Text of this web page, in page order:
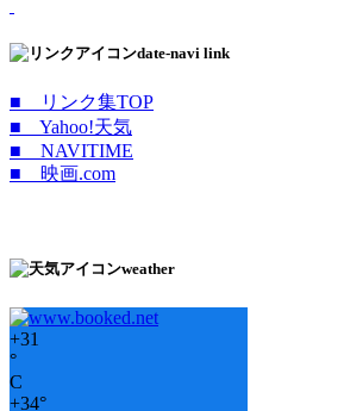
date-navi link
■ リンク集TOP
■ Yahoo!天気
■ NAVITIME
■ 映画.com
weather
+31
°
C
+34°